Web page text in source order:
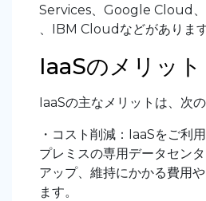
Services、Google Cloud
、IBM Cloudなどがあります
IaaSのメリット
IaaSの主なメリットは、次の
・コスト削減：IaaSをご利
プレミスの専用データセン
アップ、維持にかかる費用
ます。